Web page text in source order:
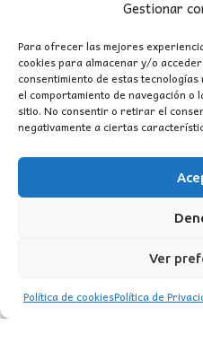
Gestionar
Para ofrecer las mejores
cookies para almacenar y/o
consentimiento de estas
el comportamiento de navegación o
sitio. No consentir o retirar el
negativamente a ciertas
Ver
Política de cookiesPolítica de
WhatsApp
TikTok
Instagram